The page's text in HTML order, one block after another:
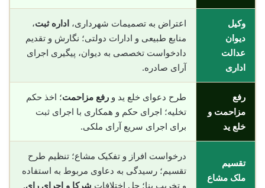
وکیل
دیوان
عدالت
اداری
اعتراض به تصمیمات شهرداری، اداره ثبت،
منابع طبیعی و ادارات دولتی؛ نگارش و تقدیم
دادخواست تخصصی به دیوان، پیگیری اجرای
آرای صادره.
رفع
مزاحمت و
خلع ید
طرح دعوای خلع ید و رفع مزاحمت؛ اخذ حکم
تخلیه؛ اجرای حکم و همکاری با اجرای ثبت
برای اجرای سریع آرای ملکی.
تقسیم
ملک مشاع
درخواست افراز و تفکیک مشاع؛ تنظیم طرح
تقسیم؛ رسیدگی به دعاوی مربوط به استفاده
و تخریب بنا؛ حل اختلافات شرکا و اجرای رای.